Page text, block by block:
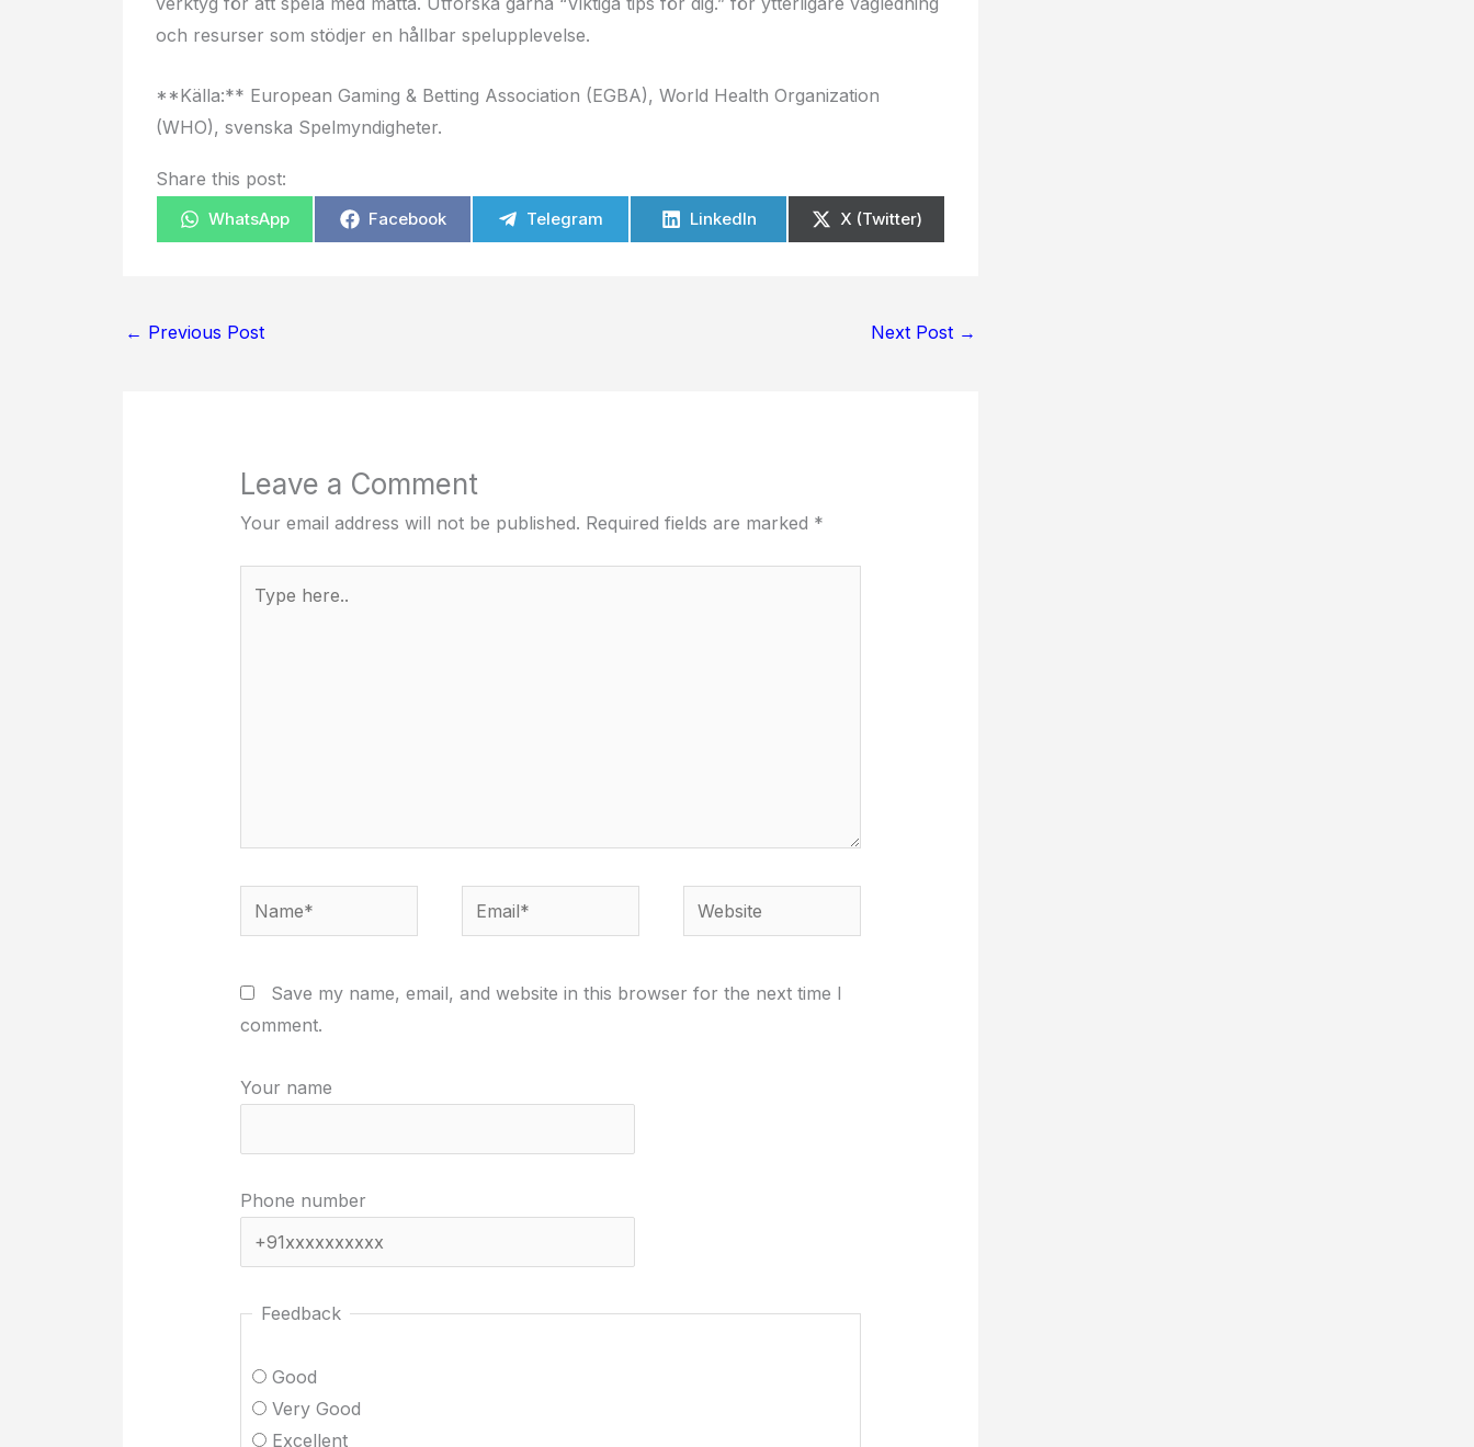
och resurser som stödjer en hållbar spelupplevelse.
**Källa:** European Gaming & Betting Association (EGBA), World Health Organization
(WHO), svenska Spelmyndigheter.
Share this post:
WhatsApp Facebook Telegram LinkedIn X (Twitter)
← Previous Post Next Post →
Leave a Comment
Your email address will not be published. Required fields are marked *
here..
Name* Email* Website
Save my name, email, and website in this browser for the next time I
comment.
Your name
Phone number
Feedback
Good
Very Good
Excellent